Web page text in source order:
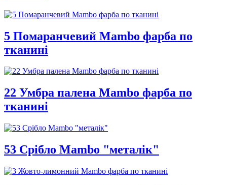
5 Помаранчевий Mambo фарба по
тканині
22 Умбра палена Mambo фарба по
тканині
53 Срібло Mambo "металік"